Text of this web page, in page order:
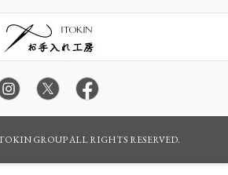
小物
GROUP ALL RIGHTS RESERVED.